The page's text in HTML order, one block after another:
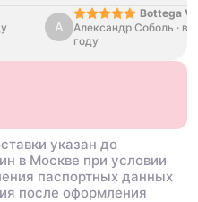
А
Bottega
Cassette
Александр Соболь · в
году
указан до
в Москве при условии
паспортных данных
после оформления